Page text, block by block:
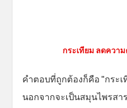
กระเทียม ลดควา
คำตอบที่ถูกต้องก็คือ "กระเ
นอกจากจะเป็นสมุนไพรส